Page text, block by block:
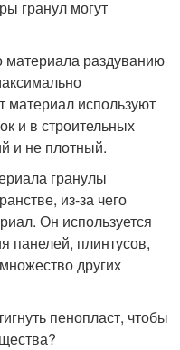
гранул могут
материала раздуванию
материал используют
и в строительных
и не плотный.
гранулы
из-за чего
Он используется
панелей, плинтусов,
других
пенопласт, чтобы